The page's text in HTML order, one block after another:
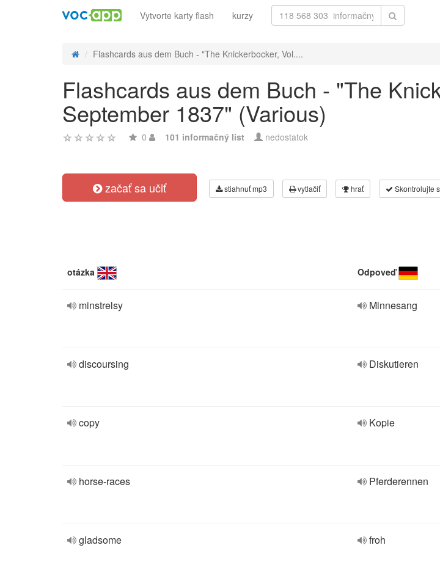
Vytvorte karty flash kurzy
Flashcards aus dem Buch - "The Knickerbocker, Vol....
Flashcards aus dem Buch - "The
September 1837" (Various)
0 101 informačný list nedostatok
začať sa učiť stiahnuť mp3 vytlačiť hrať Skontrolujte
otázka Odpoveď
minstrelsy Minnesang
discoursing Diskutieren
copy Kopie
horse-races Pferderennen
gladsome froh